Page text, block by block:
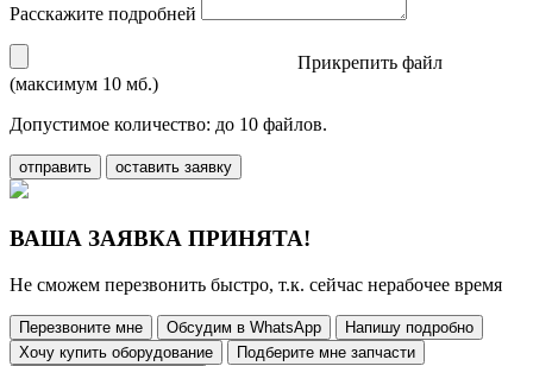
Расскажите подробней
Прикрепить файл
(максимум 10 мб.)
Допустимое количество: до 10 файлов.
отправить оставить заявку
ВАША ЗАЯВКА ПРИНЯТА!
Не сможем перезвонить быстро, т.к. сейчас нерабочее время
Перезвоните мне Обсудим в WhatsApp
Напишу подробно
Хочу купить оборудование
Подберите мне запчасти